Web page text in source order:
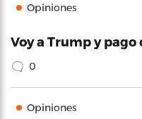
Opiniones
Voy a Trump y pago
0
Opiniones